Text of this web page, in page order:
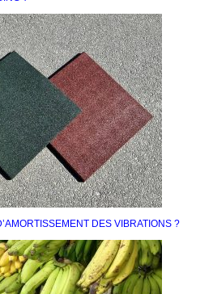
DES VIBRATIONS ?